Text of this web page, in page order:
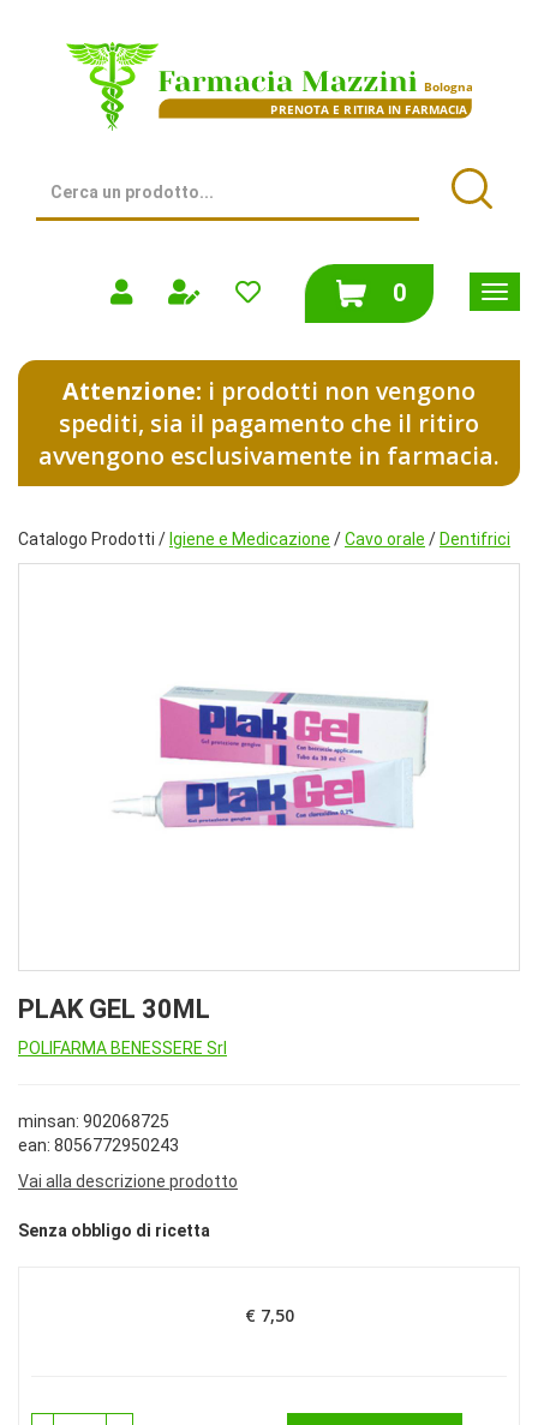
contenuto
Farmacia
Prodotto
0prodotti
inseriti
Attenzione: i prodotti non vengono
spediti, sia il pagamento che il ritiro
avvengono esclusivamente in farmacia.
Catalogo Prodotti / Igiene e Medicazione /Cavo orale / Dentifrici
PLAK GEL 30ML
POLIFARMA BENESSERE Srl
minsan: 902068725
ean: 8056772950243
Vai alla descrizione prodotto
Senza obbligo di ricetta
Prezzo
€ 7,50